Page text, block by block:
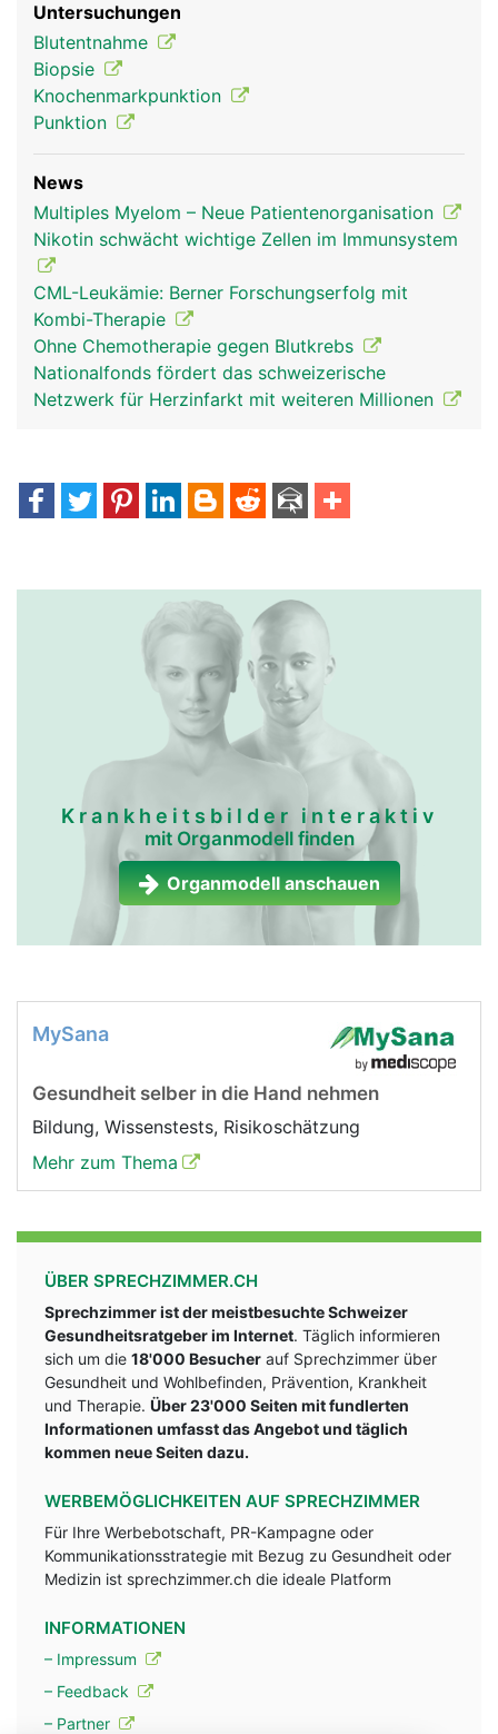
Untersuchungen
Blutentnahme
Biopsie
Knochenmarkpunktion
Punktion
News
Multiples Myelom – Neue Patientenorganisation
Nikotin schwächt wichtige Zellen im Immunsystem
CML-Leukämie: Berner Forschungserfolg mit
Kombi-Therapie
Ohne Chemotherapie gegen Blutkrebs
Nationalfonds fördert das schweizerische
Netzwerk für Herzinfarkt mit weiteren Millionen
Krankheitsbilder interaktiv
mit Organmodell finden
Organmodell anschauen
MySana
Gesundheit selber in die Hand nehmen
Bildung, Wissenstests, Risikoschätzung
Mehr zum Thema
ÜBER SPRECHZIMMER.CH
Sprechzimmer ist der meistbesuchte Schweizer
Gesundheitsratgeber im Internet. Täglich informieren
sich um die 18'000 Besucher auf Sprechzimmer über
Gesundheit und Wohlbefinden, Prävention, Krankheit
und Therapie. Über 23'000 Seiten mit fundlerten
Informationen umfasst das Angebot und täglich
kommen neue Seiten dazu.
WERBEMÖGLICHKEITEN AUF SPRECHZIMMER
Für Ihre Werbebotschaft, PR-Kampagne oder
Kommunikationsstrategie mit Bezug zu Gesundheit oder
Medizin ist sprechzimmer.ch die ideale Platform
INFORMATIONEN
– Impressum
– Feedback
– Partner